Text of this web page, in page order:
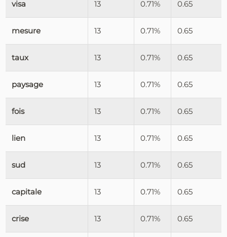
visa 13 0.71% 0.65
mesure 13 0.71% 0.65
taux 13 0.71% 0.65
paysage 13 0.71% 0.65
fois 13 0.71% 0.65
lien 13 0.71% 0.65
sud 13 0.71% 0.65
capitale 13 0.71% 0.65
crise 13 0.71% 0.65